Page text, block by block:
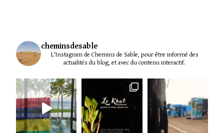
cheminsdesable
L'Instagram de Chemins de Sable, pour être informé des
actualités du blog, et avec du contenu interactif.